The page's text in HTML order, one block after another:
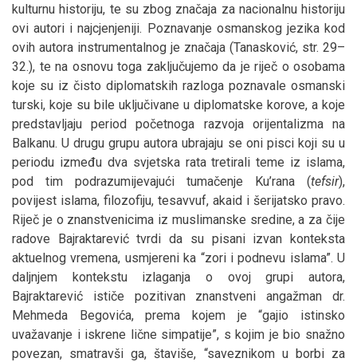
kulturnu historiju, te su zbog značaja za nacionalnu historiju
ovi autori i najcjenjeniji. Poznavanje osmanskog jezika kod
ovih autora instrumentalnog je značaja (Tanasković, str. 29–
32.), te na osnovu toga zaključujemo da je riječ o osobama
koje su iz čisto diplomatskih razloga poznavale osmanski
turski, koje su bile uključivane u diplomatske korove, a koje
predstavljaju period početnoga razvoja orijentalizma na
Balkanu. U drugu grupu autora ubrajaju se oni pisci koji su u
periodu između dva svjetska rata tretirali teme iz islama,
pod tim podrazumijevajući tumačenje Ku’rana (tefsir),
povijest islama, filozofiju, tesavvuf, akaid i šerijatsko pravo.
Riječ je o znanstvenicima iz muslimanske sredine, a za čije
radove Bajraktarević tvrdi da su pisani izvan konteksta
aktuelnog vremena, usmjereni ka “zori i podnevu islama”. U
daljnjem kontekstu izlaganja o ovoj grupi autora,
Bajraktarević ističe pozitivan znanstveni angažman dr.
Mehmeda Begovića, prema kojem je “gajio istinsko
uvažavanje i iskrene lične simpatije”, s kojim je bio snažno
povezan, smatravši ga, štaviše, “saveznikom u borbi za